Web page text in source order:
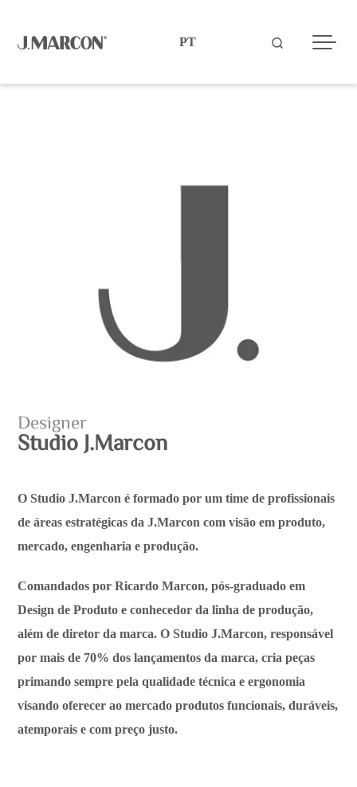
Designer
Studio J.Marcon
O Studio J.Marcon é formado por um time de profissionais
de áreas estratégicas da J.Marcon com visão em produto,
mercado, engenharia e produção.
Comandados por Ricardo Marcon, pós-graduado em
Design de Produto e conhecedor da linha de produção,
além de diretor da marca. O Studio J.Marcon, responsável
por mais de 70% dos lançamentos da marca, cria peças
primando sempre pela qualidade técnica e ergonomia
visando oferecer ao mercado produtos funcionais, duráveis,
atemporais e com preço justo.